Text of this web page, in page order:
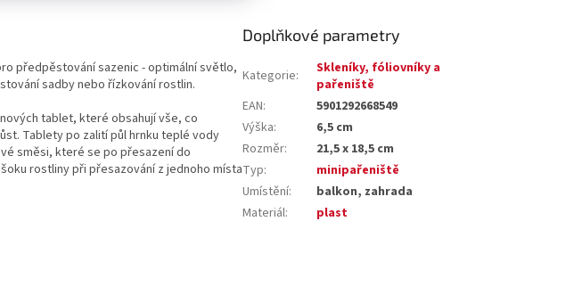
předpěstování sazenic - optimální světlo,
sadby nebo řízkování rostlin.
tablet, které obsahují vše, co
Tablety po zalití půl hrnku teplé vody
směsi, které se po přesazení do
rostliny při přesazování z jednoho místa
Doplňkové parametry
Kategorie:
Skleníky, fóliovníky a
pařeniště
EAN:
5901292668549
Výška:
6,5 cm
Rozměr:
21,5 x 18,5 cm
Typ:
minipařeniště
Umístění:
balkon, zahrada
Materiál: plast